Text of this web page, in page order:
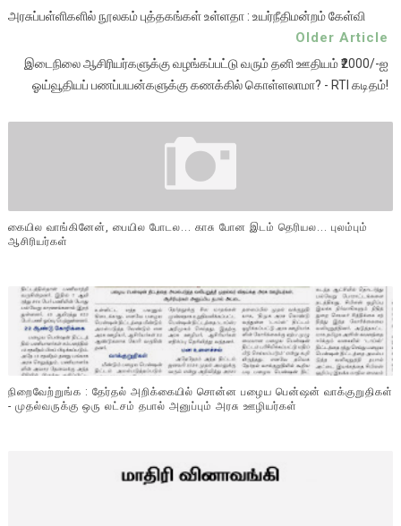
அரசுப்பள்ளிகளில் நூலகம் புத்தகங்கள் உள்ளதா : உயர்நீதிமன்றம் கேள்வி
Older Article
இடைநிலை ஆசிரியர்களுக்கு வழங்கப்பட்டு வரும் தனி ஊதியம் ₹2000/-ஐ
ஓய்வூதியப் பணப்பயன்களுக்கு கணக்கில் கொள்ளலாமா? - RTI கடிதம்!
கையில வாங்கினேன், பையில போடல... காசு போன இடம் தெரியல... புலம்பும்
ஆசிரியர்கள்
நிறைவேற்றுங்க : தேர்தல் அறிக்கையில் சொன்ன பழைய பென்ஷன் வாக்குறுதிகள்
- முதல்வருக்கு ஒரு லட்சம் தபால் அனுப்பும் அரசு ஊழியர்கள்